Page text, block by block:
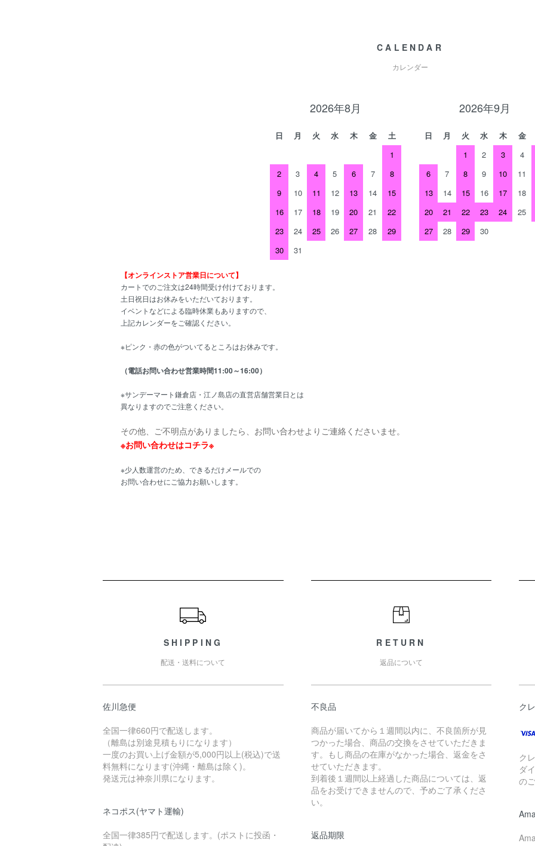
CALENDAR
カレンダー
2026年8月
日 月 火 水 木 金
土
1
2
3 4 5 6 7
8
9
10 11 12 13 14
15
16
17 18 19 20 21
22
23
24 25 26 27 28
29
30
31
2026年9月
日 月 火 水 木 金
1
2 3 4
6
7 8 9 10 11
13
14 15 16 17 18
20
21 22 23 24 25
27
28 29 30
【オンラインストア営業日について】
カートでのご注文は24時間受け付けております。
土日祝日はお休みをいただいております。
イベントなどによる臨時休業もありますので、
上記カレンダーをご確認ください。
※ピンク・赤の色がついてるところはお休みです。
（電話お問い合わせ営業時間11:00～16:00）
※サンデーマート鎌倉店・江ノ島店の直営店舗営業日とは
異なりますのでご注意ください。
その他、ご不明点がありましたら、お問い合わせよりご連絡くださいませ。
※お問い合わせはコチラ※
※少人数運営のため、できるだけメールでの
お問い合わせにご協力お願いします。
SHIPPING
配送・送料について
佐川急便
全国一律660円で配送します。
（離島は別途見積もりになります）
一度のお買い上げ金額が5,000円以上(税込)で送
料無料になります(沖縄・離島は除く)。
発送元は神奈川県になります。
ネコポス(ヤマト運輸)
全国一律385円で配送します。(ポストに投函・
RETURN
返品について
不良品
商品が届いてから１週間以内に、不良箇所が見
つかった場合、商品の交換をさせていただきま
す。もし商品の在庫がなかった場合、返金をさ
せていただきます。
到着後１週間以上経過した商品については、返
品をお受けできませんので、予めご了承くださ
い。
返品期限
ク
ク
ダ
の